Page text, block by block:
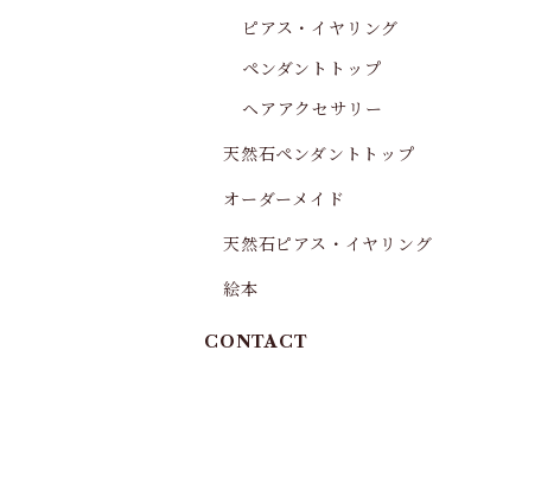
ピアス・イヤリング
ペンダントトップ
ヘアアクセサリー
天然石ペンダントトップ
オーダーメイド
天然石ピアス・イヤリング
絵本
CONTACT